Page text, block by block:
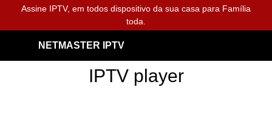
Assine IPTV, em todos dispositivo da sua casa para Família
toda.
NETMASTER IPTV
IPTV player